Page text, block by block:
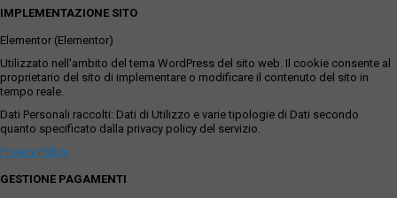
IMPLEMENTAZIONE SITO
Elementor (Elementor)
Utilizzato nell'ambito del tema WordPress del sito web. Il cookie consente al
proprietario del sito di implementare o modificare il contenuto del sito in
tempo reale.
Dati Personali raccolti: Dati di Utilizzo e varie tipologie di Dati secondo
quanto specificato dalla privacy policy del servizio.
Privacy Policy
GESTIONE PAGAMENTI